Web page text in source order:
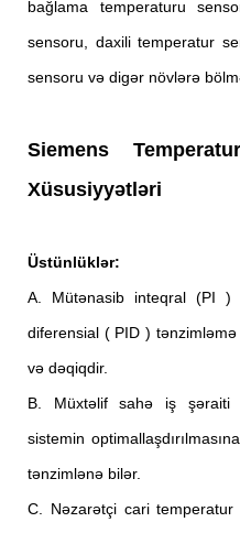
bağlama temperaturu
sensoru, daxili temperatur
sensoru və digər növlərə
Siemens
Xüsusiyyətləri
Üstünlüklər:
A. Mütənasib inteqral (PI
diferensial ( PID )
və dəqiqdir.
B. Müxtəlif sahə iş şəraiti
sistemin
tənzimlənə bilər.
C. Nəzarətçi cari